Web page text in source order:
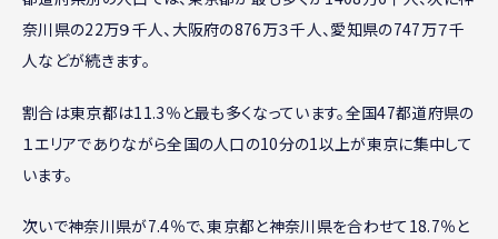
奈川県の22万９千人、大阪府の876万３千人、愛知県の747万７千
人などが続きます。
割合は東京都は11.3％と最も多くなっています。全国47都道府県の
１エリアでありながら全国の人口の10分の1以上が東京に集中して
います。
次いで神奈川県が7.4％で、東京都と神奈川県を合わせて18.7％と